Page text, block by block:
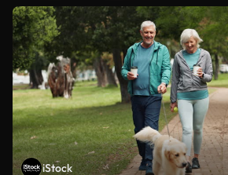
iStock